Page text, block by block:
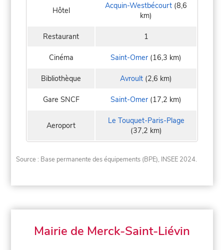
Hôtel Acquin-Westbécourt (8,6
km)
Restaurant 1
Cinéma Saint-Omer (16,3 km)
Bibliothèque Avroult (2,6 km)
Gare SNCF Saint-Omer (17,2 km)
Aeroport
Le Touquet-Paris-Plage
(37,2 km)
Source : Base permanente des équipements (BPE), INSEE 2024.
Mairie de Merck-Saint-Liévin